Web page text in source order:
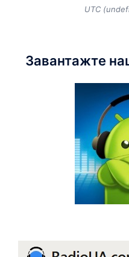
UTC
Завантажте